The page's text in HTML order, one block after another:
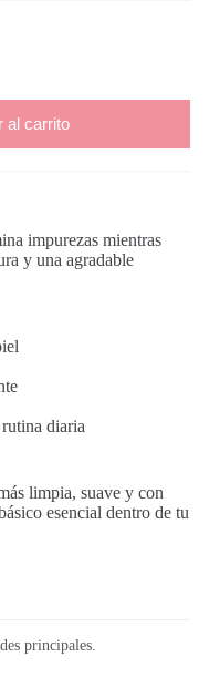
al carrito
impurezas mientras
y una agradable
diaria
limpia, suave y con
esencial dentro de tu
principales.